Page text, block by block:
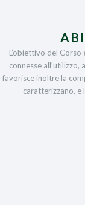
L’obiettivo del
connesse
favorisce inoltre la
caratterizzano, e